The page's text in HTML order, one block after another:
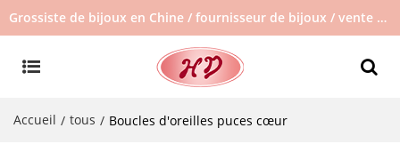
Grossiste de bijoux en Chine / fournisseur de bijoux / vente de bijoux en stock / pas de bijoux d'occasion
Accueil / tous / Boucles d'oreilles puces cœur